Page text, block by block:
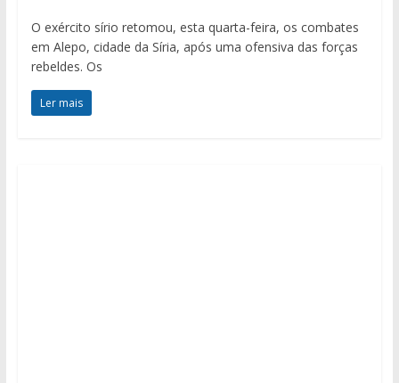
O exército sírio retomou, esta quarta-feira, os combates
em Alepo, cidade da Síria, após uma ofensiva das forças
rebeldes. Os
Ler mais